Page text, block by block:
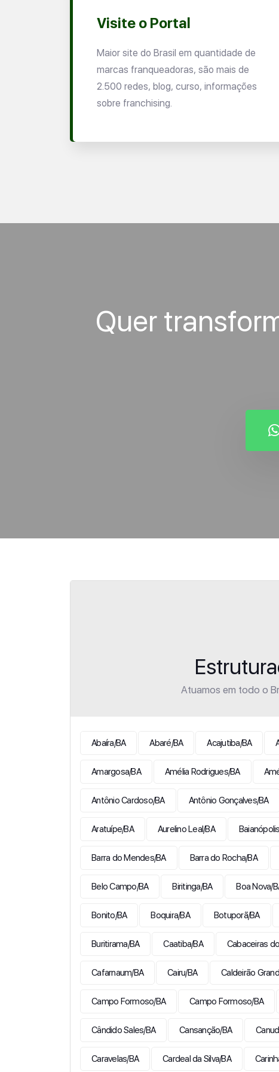
Visite o Portal
Maior site do Brasil em quantidade de
marcas franqueadoras, são mais de
2.500 redes, blog, curso, informações
sobre franchising.
Quer
Atuamos em todo o
Abaíra/BA Abaré/BA Acajutiba/BA
Amargosa/BA Amélia Rodrigues/BA
Antônio Cardoso/BA Antônio Gonçalves/BA
Aratuípe/BA Aurelino Leal/BA
Barra do Mendes/BA Barra do Rocha/BA
Belo Campo/BA Biritinga/BA Boa Nova/
Bonito/BA Boquira/BA Botuporã/BA
Buritirama/BA Caatiba/BA Cabaceiras
Cafarnaum/BA Cairu/BA Caldeirão
Campo Formoso/BA Campo Formoso/BA
Cândido Sales/BA Cansanção/BA
Caravelas/BA Cardeal da Silva/BA